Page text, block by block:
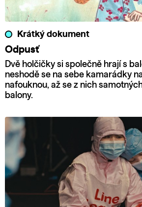
Krátký dokument
Odpusť
Dvě holčičky si společně hrají s
neshodě se na sebe kamarádky
nafouknou, až se z nich
balony.